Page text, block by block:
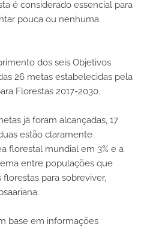
é considerado essencial para
pouca ou nenhuma
dos seis Objetivos
26 metas estabelecidas pela
Florestas 2017-2030.
já foram alcançadas, 17
estão claramente
florestal mundial em 3% e a
entre populações que
para sobreviver,
base em informações